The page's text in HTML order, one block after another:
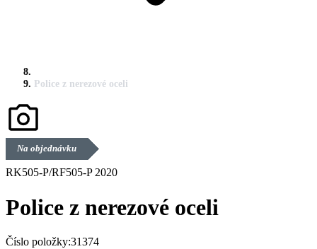
Police z nerezové oceli
Na objednávku
RK505-P/RF505-P 2020
Police z nerezové oceli
Číslo položky:31374